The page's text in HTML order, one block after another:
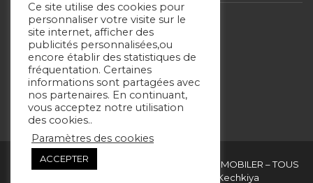
BARÈME D’HONORAIRES
SUIVEZ-NOUS
Copyright & copies. 2020 © ERIC LECHEVIN IMMOBILER – TOUS
DROITS RÉSERVÉS - Site réalisé par Kechkiya
Ce site utilise des cookies pour
personnaliser votre visite sur le
site internet, afficher des
publicités personnalisées,ou
encore établir des statistiques de
fréquentation. Certaines
informations sont partagées avec
nos partenaires. En continuant,
vous acceptez notre utilisation
des cookies..
Paramètres des cookies
ACCEPTER